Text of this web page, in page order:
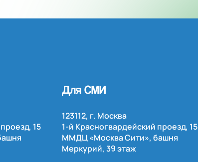
15
Для СМИ
123112, г. Москва
1-й Красногвардейский проезд, 15
ММДЦ «Москва Сити», башня
Меркурий, 39 этаж